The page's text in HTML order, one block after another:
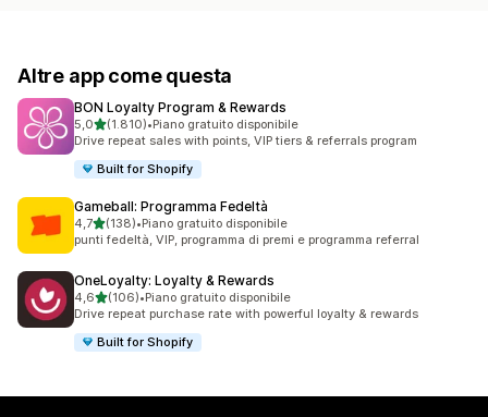
Altre app come questa
BON Loyalty Program & Rewards
5,0stelle su 5
(1.810)
1810 recensioni totali
•Piano gratuito disponibile
Drive repeat sales with points, VIP tiers & referrals program
Built for Shopify
Gameball: Programma Fedeltà
4,7stelle su 5
(138)
138 recensioni totali
•Piano gratuito disponibile
punti fedeltà, VIP, programma di premi e programma referral
OneLoyalty: Loyalty & Rewards
4,6stelle su 5
(106)
106 recensioni totali
•Piano gratuito disponibile
Drive repeat purchase rate with powerful loyalty & rewards
Built for Shopify